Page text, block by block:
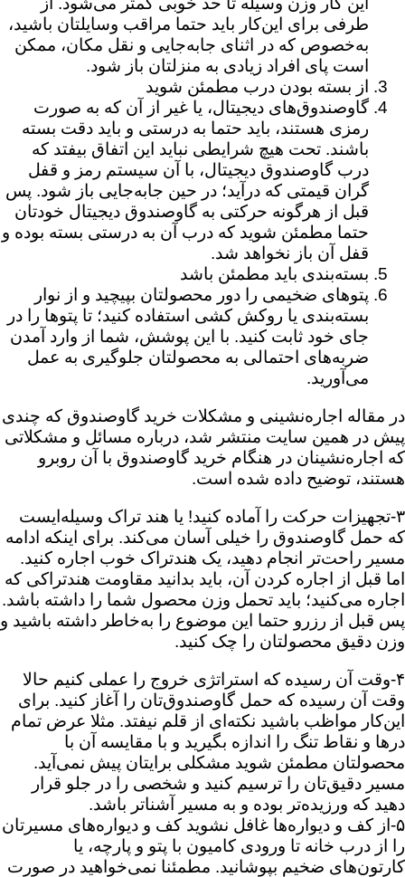
طرفی برای این‌کار باید حتما مراقب وسایلتان باشید،
به‌خصوص که در اثنای جابه‌جایی‌ و نقل مکان، ممکن
است پای افراد زیادی به منزلتان باز شود.
از بسته بودن درب مطمئن شوید
گاوصندوق‌های دیجیتال، یا غیر از آن که به صورت
رمزی هستند، باید حتما به درستی و باید دقت بسته
باشند. تحت هیچ شرایطی نباید این اتفاق بیفتد که
درب گاوصندوق دیجیتال، با آن سیستم رمز و قفل
گران قیمتی که درآید؛ در حین جابه‌جایی باز شود. پس
قبل از هرگونه حرکتی به گاوصندوق دیجیتال خودتان
حتما مطمئن شوید که درب آن به درستی بسته بوده و
قفل آن باز نخواهد شد.
بسته‌بندی باید مطمئن باشد
پتوهای ضخیمی را دور محصولتان بپیچید و از نوار
بسته‌بندی یا روکش کشی استفاده کنید؛ تا پتوها را در
جای خود ثابت کنید. با این پوشش، شما از وارد آمدن
ضربه‌های احتمالی به محصولتان جلوگیری به عمل
می‌آورید.
در مقاله اجاره‌نشینی و مشکلات خرید گاوصندوق که چندی
پیش در همین سایت منتشر شد، درباره مسائل و مشکلاتی
که اجاره‌نشینان در هنگام خرید گاوصندوق با آن روبرو
هستند، توضیح داده شده است.
۳-تجهیزات حرکت را آماده کنید! یا هند تراک وسیله‌ایست
که حمل گاوصندوق را خیلی آسان می‌کند. برای اینکه ادامه
مسیر راحت‌تر انجام دهید، یک هندتراک خوب اجاره کنید.
اما قبل از اجاره کردن آن، باید بدانید مقاومت هندتراکی که
اجاره می‌کنید؛ باید تحمل وزن محصول شما را داشته باشد.
پس قبل از رزرو حتما این موضوع را به‌خاطر داشته باشید و
وزن دقیق محصولتان را چک کنید.
۴-وقت آن رسیده که استراتژی خروج را عملی کنیم حالا
وقت آن رسیده که حمل گاوصندوق‌تان را آغاز کنید. برای
این‌کار مواظب باشید نکته‌ای از قلم نیفتد. مثلا عرض تمام
درها و نقاط تنگ را اندازه بگیرید و با مقایسه آن با
محصولتان مطمئن شوید مشکلی برایتان پیش نمی‌آید.
مسیر دقیق‌تان را ترسیم کنید و شخصی را در جلو قرار
دهید که ورزیده‌تر بوده و به مسیر آشناتر باشد.
۵-از کف و دیواره‌ها غافل نشوید کف و دیواره‌های مسیرتان
را از درب خانه تا ورودی کامیون با پتو و پارچه، یا
کارتون‌های ضخیم بپوشانید. مطمئنا نمی‌خواهید در صورت